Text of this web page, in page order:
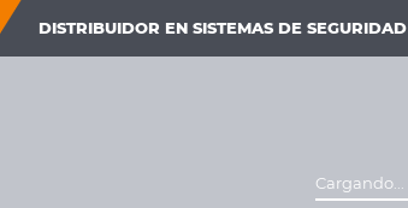
DISTRIBUIDOR EN SISTEMAS DE SEGURIDAD
Cargando...